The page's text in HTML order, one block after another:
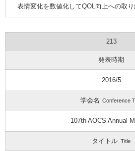
表情変化を数値化してQOL向上への取
213
発表時期
2016/5
学会名 Conference
107th AOCS Annual
タイトル Title